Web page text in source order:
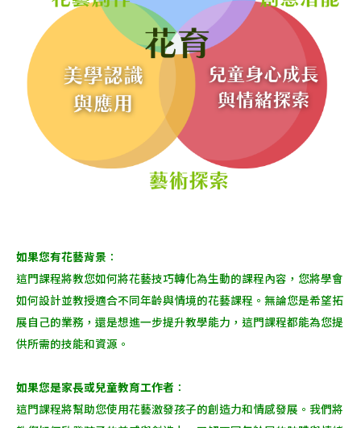
如果您有花藝背景 ：
這門課程將教您如何將花藝技巧轉化為生動的課程內容，您將學會
如何設計並教授適合不同年齡與情境的花藝課程。無論您是希望拓
展自己的業務，還是想進一步提升教學能力，這門課程都能為您提
供所需的技能和資源。
如果您是家長或兒童教育工作者 ：
這門課程將幫助您使用花藝激發孩子的創造力和情感發展。我們將